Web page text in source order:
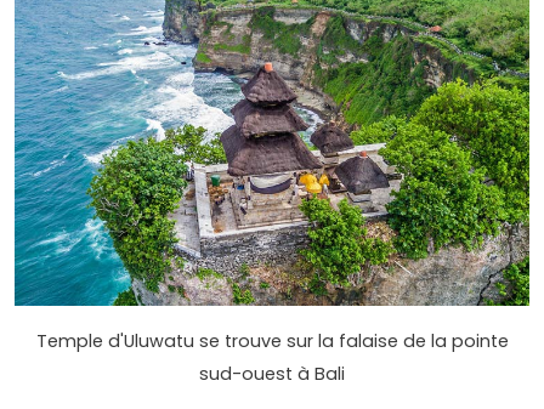
Temple d'Uluwatu se trouve sur la falaise de la pointe
sud-ouest à Bali